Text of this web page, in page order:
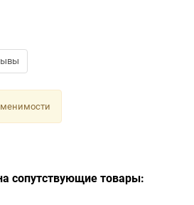
сопутствующие товары: